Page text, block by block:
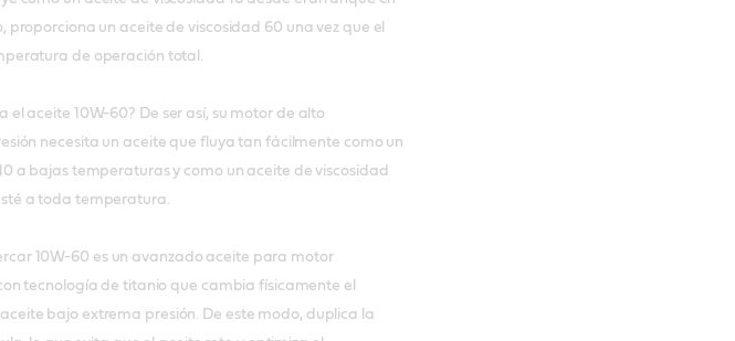
proporciona un aceite de viscosidad 60 una vez que el
de operación total.
el aceite 10W-60? De ser así, su motor de alto
necesita un aceite que fluya tan fácilmente como un
a bajas temperaturas y como un aceite de viscosidad
a toda temperatura.
10W-60 es un avanzado aceite para motor
tecnología de titanio que cambia físicamente el
bajo extrema presión. De este modo, duplica la